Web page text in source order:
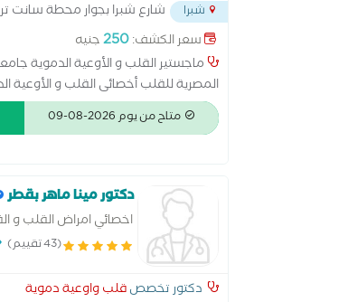
شبرا شارع شبرا بجوار محطة سانت
سعر الكشف:250جنيه
ماجستير القلب و الأوعية الدموية
المصرية للقلب أخصائى القلب و الأوعية
بمستشفى عين شمس العام خبرة أكثر من 10
متاح من يوم 2026-08-09
دكتور مينا ماهر بقطر
اخصائي امراض القلب و
(43 تقييم)
دكتور تخصصقلب واوعية دموية